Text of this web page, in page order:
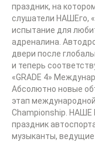
праздник, на
слушатели НАШЕго,
испытание для
адреналина.
двери после
и теперь
«GRADE 4»
Абсолютно новые
этап
Championship. НАШЕ
праздник
музыканты, ведущие